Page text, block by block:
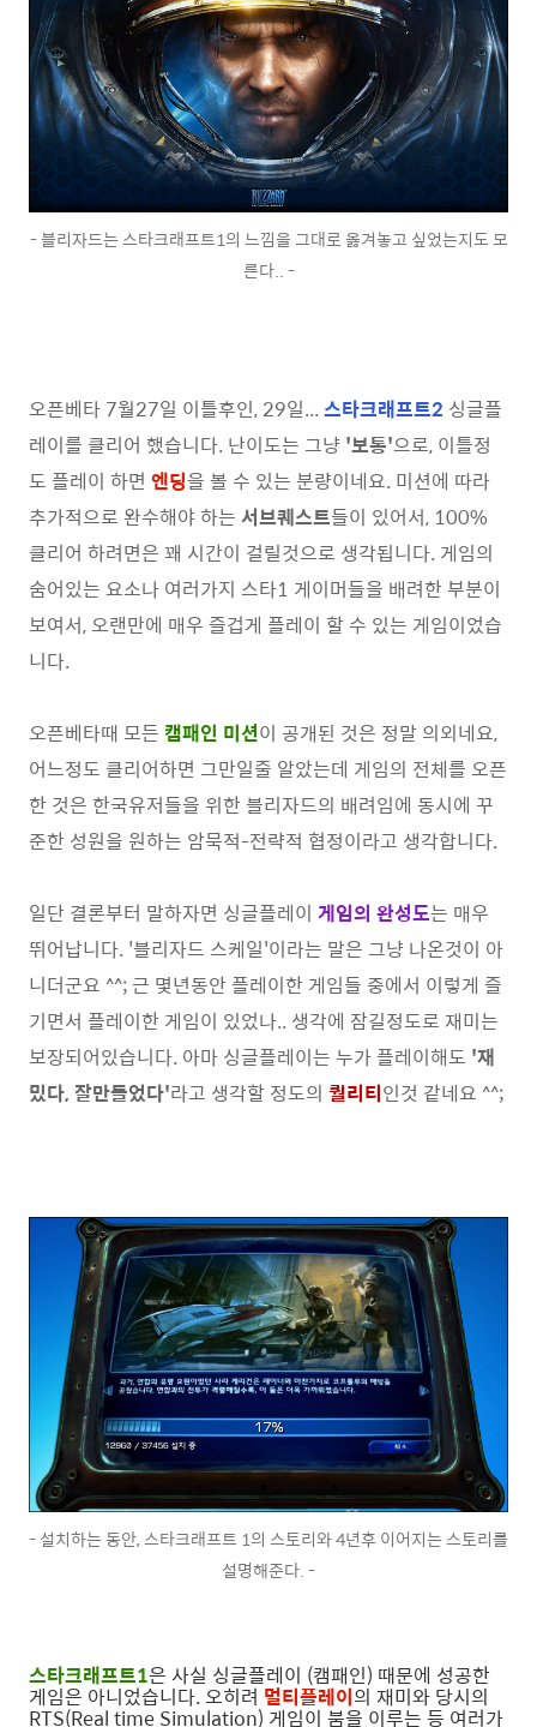
- 블리자드는 스타크래프트1의 느낌을 그대로 옳겨놓고 싶었는지도 모
른다.. -
오픈베타 7월27일 이틀후인, 29일... 스타크래프트2 싱글플
레이를 클리어 했습니다. 난이도는 그냥 '보통'으로, 이틀정
도 플레이 하면 엔딩을 볼 수 있는 분량이네요. 미션에 따라
추가적으로 완수해야 하는 서브퀘스트들이 있어서, 100%
클리어 하려면은 꽤 시간이 걸릴것으로 생각됩니다. 게임의
숨어있는 요소나 여러가지 스타1 게이머들을 배려한 부분이
보여서, 오랜만에 매우 즐겁게 플레이 할 수 있는 게임이었습
니다.
오픈베타때 모든 캠패인 미션이 공개된 것은 정말 의외네요,
어느정도 클리어하면 그만일줄 알았는데 게임의 전체를 오픈
한 것은 한국유저들을 위한 블리자드의 배려임에 동시에 꾸
준한 성원을 원하는 암묵적-전략적 협정이라고 생각합니다.
일단 결론부터 말하자면 싱글플레이 게임의 완성도는 매우
뛰어납니다. '블리자드 스케일'이라는 말은 그냥 나온것이 아
니더군요 ^^; 근 몇년동안 플레이한 게임들 중에서 이렇게 즐
기면서 플레이한 게임이 있었나.. 생각에 잠길정도로 재미는
보장되어있습니다. 아마 싱글플레이는 누가 플레이해도 '재
밌다, 잘만들었다'라고 생각할 정도의 퀄리티인것 같네요 ^^;
- 설치하는 동안, 스타크래프트 1의 스토리와 4년후 이어지는 스토리를
설명해준다. -
스타크래프트1은 사실 싱글플레이 (캠패인) 때문에 성공한
게임은 아니었습니다. 오히려 멀티플레이의 재미와 당시의
RTS(Real time Simulation) 게임이 붐을 이루는 등 여러가